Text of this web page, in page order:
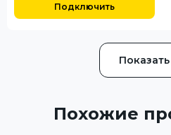
Подключить
Похожие